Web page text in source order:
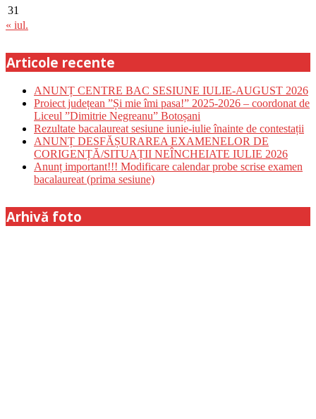
31
« iul.
Articole recente
ANUNȚ CENTRE BAC SESIUNE IULIE-AUGUST 2026
Proiect județean ”Și mie îmi pasa!” 2025-2026 – coordonat de
Liceul ”Dimitrie Negreanu” Botoșani
Rezultate bacalaureat sesiune iunie-iulie înainte de contestații
ANUNȚ DESFĂȘURAREA EXAMENELOR DE
CORIGENȚĂ/SITUAȚII NEÎNCHEIATE IULIE 2026
Anunț important!!! Modificare calendar probe scrise examen
bacalaureat (prima sesiune)
Arhivă foto